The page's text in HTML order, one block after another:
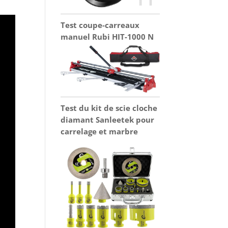
Test coupe-carreaux
manuel Rubi HIT-1000 N
Test du kit de scie cloche
diamant Sanleetek pour
carrelage et marbre